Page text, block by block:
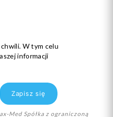
W tym celu
informacji
Med Spółka z ograniczoną